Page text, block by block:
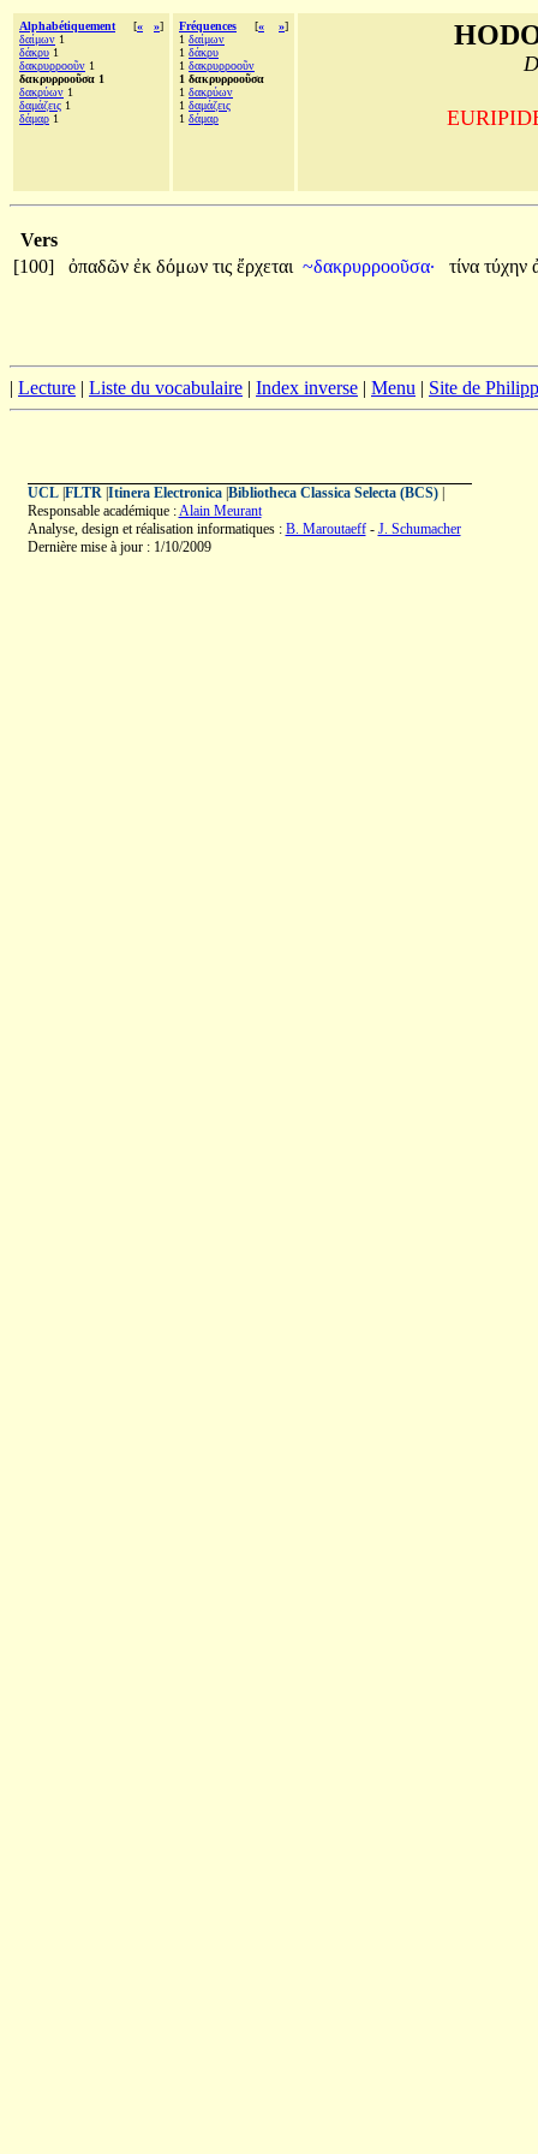
Alphabétiquement [« »]
δαίμων 1
δάκρυ 1
δακρυρροοῦν 1
δακρυρροοῦσα 1
δακρύων 1
δαμάζεις 1
δάμαρ 1
Fréquences [« »]
1 δαίμων
1 δάκρυ
1 δακρυρροοῦν
1 δακρυρροοῦσα
1 δακρύων
1 δαμάζεις
1 δάμαρ
Vers
[100]
ὀπαδῶν ἐκ δόμων τις ἔρχεται ~δακρυρροοῦσα· τίνα τύχην
| Lecture | Liste du vocabulaire | Index inverse | Menu | Site de
UCL| FLTR| Itinera Electronica| Bibliotheca Classica Selecta (BCS)|
Responsable académique :Alain Meurant
Analyse, design et réalisation informatiques : B. Maroutaeff- J. Schumacher
Dernière mise à jour : 1/10/2009